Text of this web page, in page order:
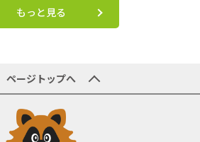
もっと見る
ページトップへ